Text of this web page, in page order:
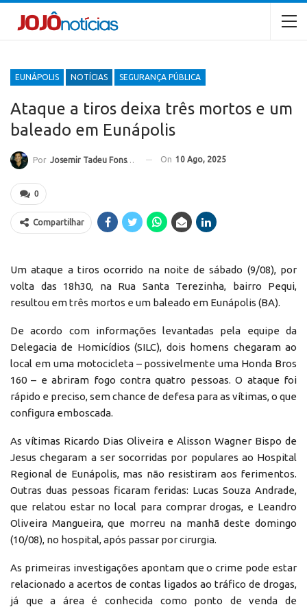
EUNÁPOLIS NOTÍCIAS SEGURANÇA PÚBLICA
Ataque a tiros deixa três mortos e um
baleado em Eunápolis
Por Josemir Tadeu Fonseca On 10 Ago, 2025
0
Compartilhar
Um ataque a tiros ocorrido na noite de sábado (9/08), por
volta das 18h30, na Rua Santa Terezinha, bairro Pequi,
resultou em três mortos e um baleado em Eunápolis (BA).
De acordo com informações levantadas pela equipe da
Delegacia de Homicídios (SILC), dois homens chegaram ao
local em uma motocicleta – possivelmente uma Honda Bros
160 – e abriram fogo contra quatro pessoas. O ataque foi
rápido e preciso, sem chance de defesa para as vítimas, o que
configura emboscada.
As vítimas Ricardo Dias Oliveira e Alisson Wagner Bispo de
Jesus chegaram a ser socorridas por populares ao Hospital
Regional de Eunápolis, mas não resistiram aos ferimentos.
Outras duas pessoas ficaram feridas: Lucas Souza Andrade,
que relatou estar no local para comprar drogas, e Leandro
Oliveira Mangueira, que morreu na manhã deste domingo
(10/08), no hospital, após passar por cirurgia.
As primeiras investigações apontam que o crime pode estar
relacionado a acertos de contas ligados ao tráfico de drogas,
já que a área é conhecida como ponto de venda de